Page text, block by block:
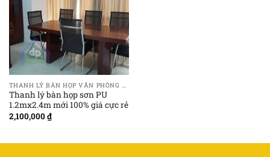
Thanh lý bàn họp sơn PU
1.2mx2.4m mới 100% giá cực rẻ
2,100,000₫